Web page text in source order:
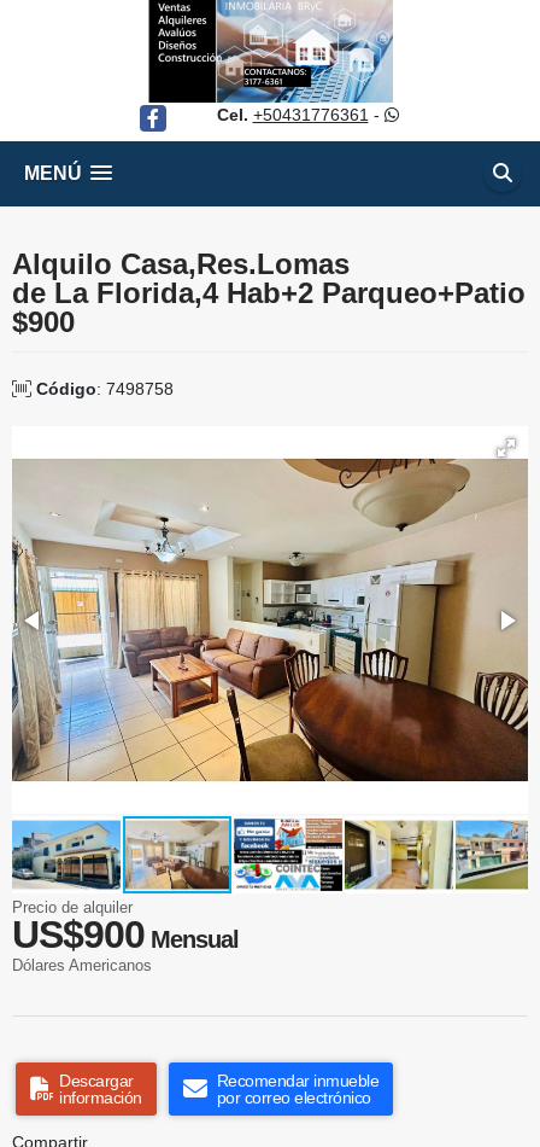
Facebook Cel. +50431776361 -
MENÚ
Alquilo Casa,Res.Lomas
de La Florida,4 Hab+2 Parqueo+Patio
$900
Código: 7498758
Precio de alquiler
US$900 Mensual
Dólares Americanos
Descargar
información
Recomendar inmueble
por correo electrónico
Compartir